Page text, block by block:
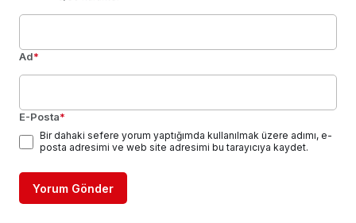
Ad*
E-Posta*
Bir dahaki sefere yorum yaptığımda kullanılmak üzere adımı, e-
posta adresimi ve web site adresimi bu tarayıcıya kaydet.
Yorum Gönder